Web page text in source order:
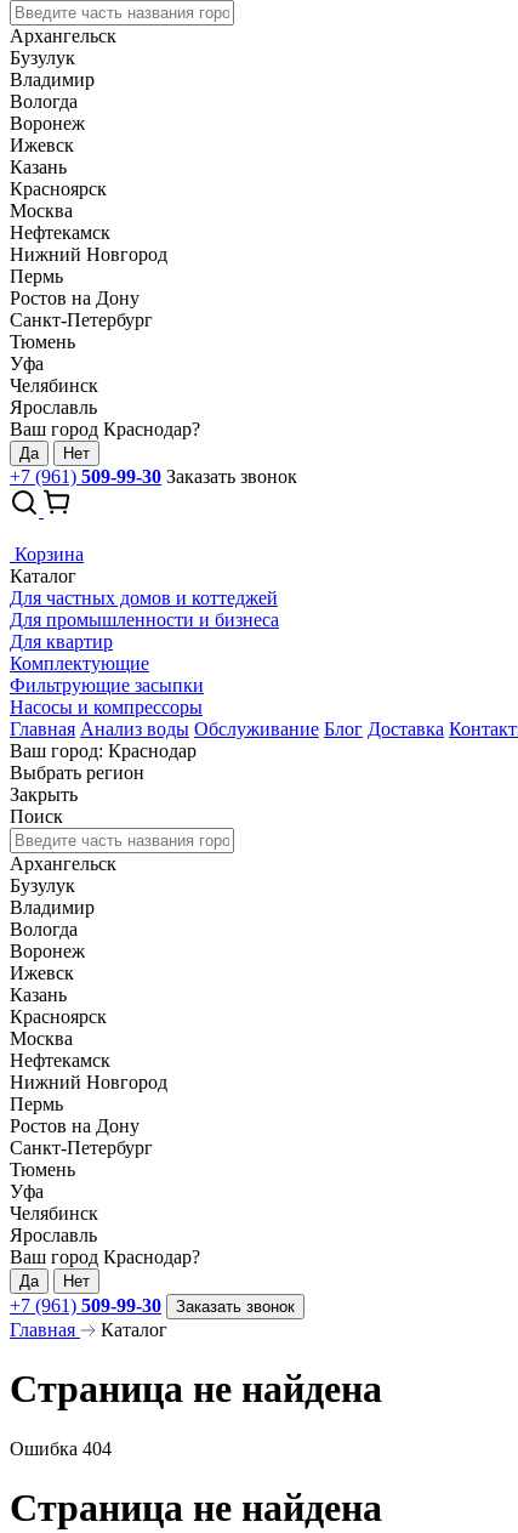
Архангельск
Бузулук
Владимир
Вологда
Воронеж
Ижевск
Казань
Красноярск
Москва
Нефтекамск
Нижний Новгород
Пермь
Ростов на Дону
Санкт-Петербург
Тюмень
Уфа
Челябинск
Ярославль
Ваш город Краснодар?
Да Нет
+7 (961) 509-99-30 Заказать звонок
Корзина
Каталог
Для частных домов и коттеджей
Для промышленности и бизнеса
Для квартир
Комплектующие
Фильтрующие засыпки
Насосы и компрессоры
Главная Анализ воды Обслуживание Блог Доставка
Ваш город: Краснодар
Выбрать регион
Закрыть
Поиск
Архангельск
Бузулук
Владимир
Вологда
Воронеж
Ижевск
Казань
Красноярск
Москва
Нефтекамск
Нижний Новгород
Пермь
Ростов на Дону
Санкт-Петербург
Тюмень
Уфа
Челябинск
Ярославль
Ваш город Краснодар?
Да Нет
+7 (961) 509-99-30 Заказать звонок
Главная Каталог
Страница не найдена
Ошибка 404
Страница не найдена